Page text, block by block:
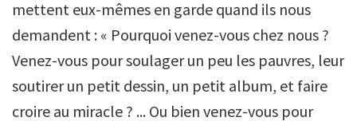
mettent eux-mêmes en garde quand ils nous
demandent : « Pourquoi venez-vous chez nous ?
Venez-vous pour soulager un peu les pauvres, leur
soutirer un petit dessin, un petit album, et faire
croire au miracle ? ... Ou bien venez-vous pour